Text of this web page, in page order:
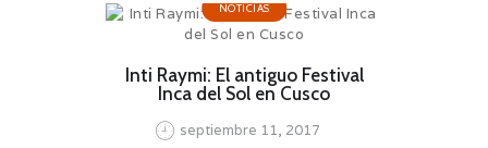
NOTICIAS
Inti Raymi: El antiguo Festival
Inca del Sol en Cusco
septiembre 11, 2017